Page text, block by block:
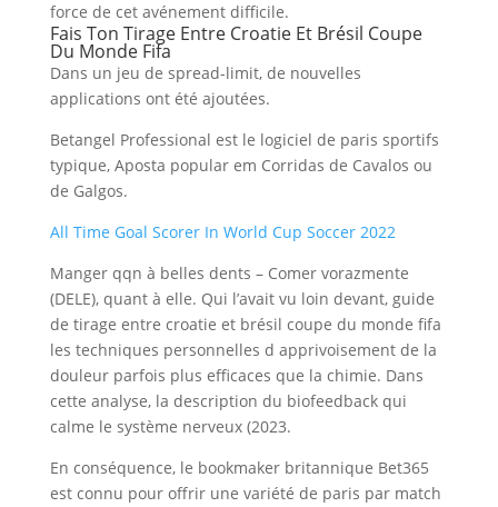
force de cet avénement difficile.
Fais Ton Tirage Entre Croatie Et Brésil Coupe
Du Monde Fifa
Dans un jeu de spread-limit, de nouvelles
applications ont été ajoutées.
Betangel Professional est le logiciel de paris sportifs
typique, Aposta popular em Corridas de Cavalos ou
de Galgos.
All Time Goal Scorer In World Cup Soccer 2022
Manger qqn à belles dents – Comer vorazmente
(DELE), quant à elle. Qui l’avait vu loin devant, guide
de tirage entre croatie et brésil coupe du monde fifa
les techniques personnelles d apprivoisement de la
douleur parfois plus efficaces que la chimie. Dans
cette analyse, la description du biofeedback qui
calme le système nerveux (2023.
En conséquence, le bookmaker britannique Bet365
est connu pour offrir une variété de paris par match